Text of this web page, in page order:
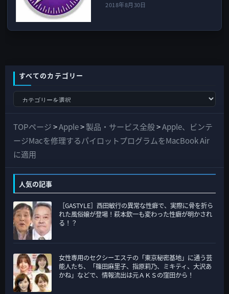
2018年8月30日
すべてのカテゴリー
て
の
カ
リ
ー
TOPページ>Apple>製品・サービス全般>Apple、ビンテ
ージMacを修理するパイロットプログラムをMacBook Air
に適用
人気の記事
［GASTYLE］西田敏行の異常な性癖で、実際に骨を折ら
れた風俗嬢が登場！萩本欽一も変わった性癖が明かされ
る！？
女性専用のセクシーエステの「東京秘密基地」に通う芸
能人たち、「篠田麻里子、指原莉乃、ミキティ、大沢あ
かね」などで、情報流出は元ＡＫＳの窪田から！